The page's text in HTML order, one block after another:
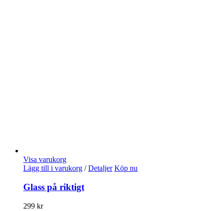
Visa varukorg
Lägg till i varukorg / Detaljer Köp nu
Glass på riktigt
299 kr